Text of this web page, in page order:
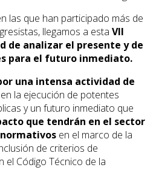
las que han participado más de
llegamos a esta VII
de analizar el presente y de
para el futuro inmediato.
una intensa actividad de
la ejecución de potentes
y un futuro inmediato que
que tendrán en el sector
en el marco de la
de criterios de
el Código Técnico de la